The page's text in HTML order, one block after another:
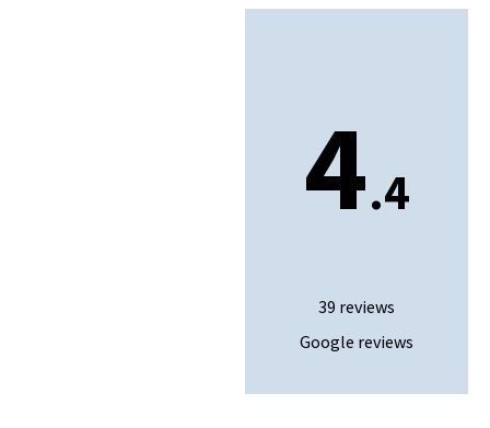
4.4
39 reviews
Google reviews